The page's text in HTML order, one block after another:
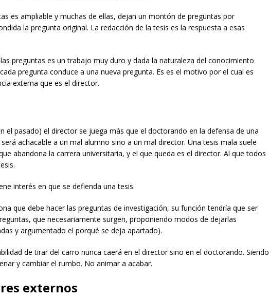
es ampliable y muchas de ellas, dejan un montón de preguntas por
la pregunta original. La redacción de la tesis es la respuesta a esas
preguntas es un trabajo muy duro y dada la naturaleza del conocimiento
pregunta conduce a una nueva pregunta. Es es el motivo por el cual es
externa que es el director.
el pasado) el director se juega más que el doctorando en la defensa de una
achacable a un mal alumno sino a un mal director. Una tesis mala suele
abandona la carrera universitaria, y el que queda es el director. Al que todos
interés en que se defienda una tesis.
que debe hacer las preguntas de investigación, su función tendría que ser
que necesariamente surgen, proponiendo modos de dejarlas
y argumentado el porqué se deja apartado).
de tirar del carro nunca caerá en el director sino en el doctorando. Siendo
y cambiar el rumbo. No animar a acabar.
externos